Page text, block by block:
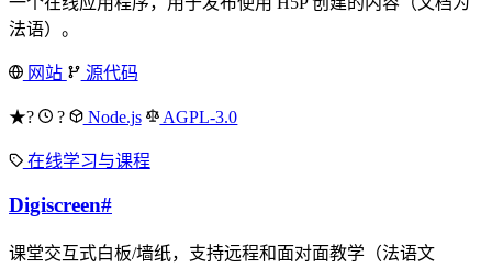
法语）。
网站 源代码
★? ? Node.js AGPL-3.0
在线学习与课程
Digiscreen#
课堂交互式白板/墙纸，支持远程和面对面教学（法语文